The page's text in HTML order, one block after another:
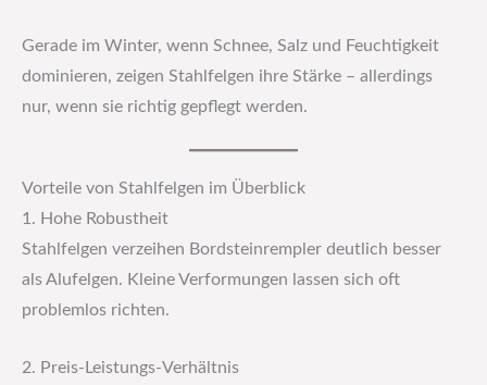
Gerade im Winter, wenn Schnee, Salz und Feuchtigkeit
dominieren, zeigen Stahlfelgen ihre Stärke – allerdings
nur, wenn sie richtig gepflegt werden.
Vorteile von Stahlfelgen im Überblick
1. Hohe Robustheit
Stahlfelgen verzeihen Bordsteinrempler deutlich besser
als Alufelgen. Kleine Verformungen lassen sich oft
problemlos richten.
2. Preis-Leistungs-Verhältnis